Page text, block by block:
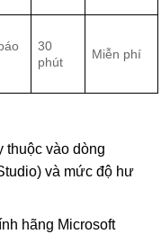
30
phút
Miễn phí
thuộc vào dòng
và mức độ hư
hãng Microsoft